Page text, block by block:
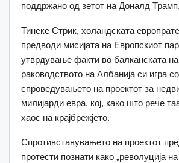
поддржано од зетот на Доналд
Тинеке Стрик, холандската
предводи мисијата на Европскиот
утврдување факти во балканската
раководството на Албанија си игра
спроведувањето на проектот за
милијарди евра, кој, како што рече
хаос на крајбрежјето.
Спротивставувањето на проектот
протести познати како „револуција